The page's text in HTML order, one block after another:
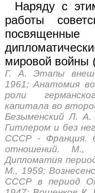
Наряду с
работы
мировой войны
Г. А. Этапы
1961; Анатомия
роли
капитала во
Безыменский Л. А.
Гитлером и без
СССР - Франция.
отношений. М.,
Дипломатия
М., 1959;
СССР в период